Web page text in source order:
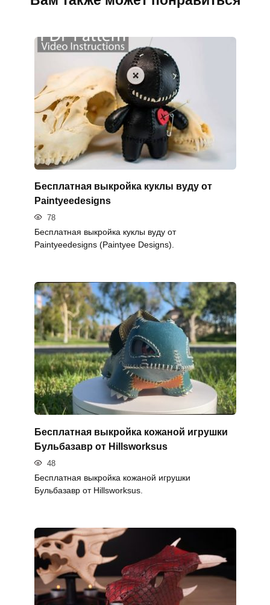
Бесплатная выкройка куклы вуду от
Paintyeedesigns
78
Бесплатная выкройка куклы вуду от
Paintyeedesigns (Paintyee Designs).
Бесплатная выкройка кожаной игрушки
Бульбазавр от Hillsworksus
48
Бесплатная выкройка кожаной игрушки
Бульбазавр от Hillsworksus.